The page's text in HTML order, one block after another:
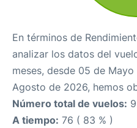
En términos de
analizar los datos del
meses, desde 05 de
Agosto de 2026, hemos
Número total de vuelos:
A tiempo: 76 ( 83 % )